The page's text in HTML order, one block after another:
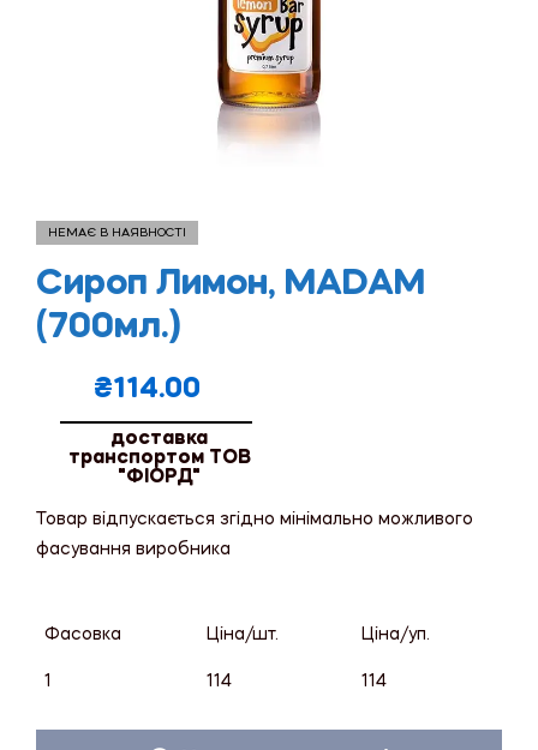
НЕМАЄ В НАЯВНОСТІ
Сироп Лимон, MADAM
(700мл.)
₴114.00
доставка
транспортом ТОВ
"ФІОРД"
Товар відпускається згідно мінімально можливого
фасування виробника
Фасовка Ціна/шт. Ціна/уп.
1 114 114